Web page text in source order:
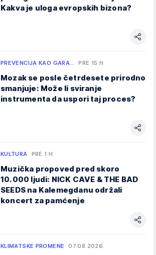
Kakva je uloga evropskih bizona?
PREVENCIJA KAO GARA… PRE 15 H
Mozak se posle četrdesete prirodno
smanjuje: Može li sviranje
instrumenta da uspori taj proces?
KULTURA PRE 1 H
Muzička propoved pred skoro
10.000 ljudi: NICK CAVE & THE BAD
SEEDS na Kalemegdanu održali
koncert za pamćenje
KLIMATSKE PROMENE 07.08.2026.